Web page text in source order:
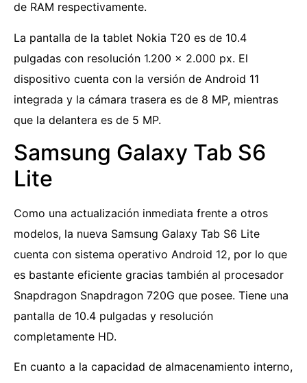
de RAM respectivamente.
La pantalla de la tablet Nokia T20 es de 10.4
pulgadas con resolución 1.200 x 2.000 px. El
dispositivo cuenta con la versión de Android 11
integrada y la cámara trasera es de 8 MP, mientras
que la delantera es de 5 MP.
Samsung Galaxy Tab S6
Lite
Como una actualización inmediata frente a otros
modelos, la nueva Samsung Galaxy Tab S6 Lite
cuenta con sistema operativo Android 12, por lo que
es bastante eficiente gracias también al procesador
Snapdragon Snapdragon 720G que posee. Tiene una
pantalla de 10.4 pulgadas y resolución
completamente HD.
En cuanto a la capacidad de almacenamiento interno,